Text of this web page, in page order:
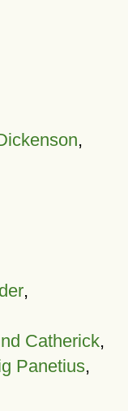
,
,
Catherick,
Panetius,